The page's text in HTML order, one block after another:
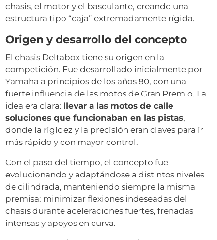
chasis, el motor y el basculante, creando una
estructura tipo “caja” extremadamente rígida.
Origen y desarrollo del concepto
El chasis Deltabox tiene su origen en la
competición. Fue desarrollado inicialmente por
Yamaha a principios de los años 80, con una
fuerte influencia de las motos de Gran Premio. La
idea era clara: llevar a las motos de calle
soluciones que funcionaban en las pistas,
donde la rigidez y la precisión eran claves para ir
más rápido y con mayor control.
Con el paso del tiempo, el concepto fue
evolucionando y adaptándose a distintos niveles
de cilindrada, manteniendo siempre la misma
premisa: minimizar flexiones indeseadas del
chasis durante aceleraciones fuertes, frenadas
intensas y apoyos en curva.